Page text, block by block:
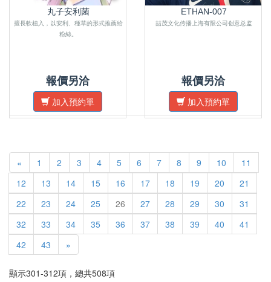
丸子安利菌
擅長軟植入，以安利、種草的形式推薦給
粉絲。
報價另洽
加入預約單
ETHAN-007
喆茂文化传播上海有限公司创意总监
報價另洽
加入預約單
« 1 2 3 4 5 6 7 8 9 10
11
12
13 14 15 16 17 18 19 20
21
22
23 24 25 26 27 28 29 30
31
32
33 34 35 36 37 38 39 40
41
42
43 »
顯示301-312項，總共508項